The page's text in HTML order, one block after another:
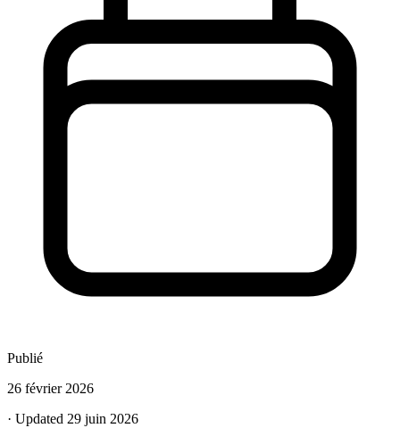
Publié
26 février 2026
· Updated 29 juin 2026